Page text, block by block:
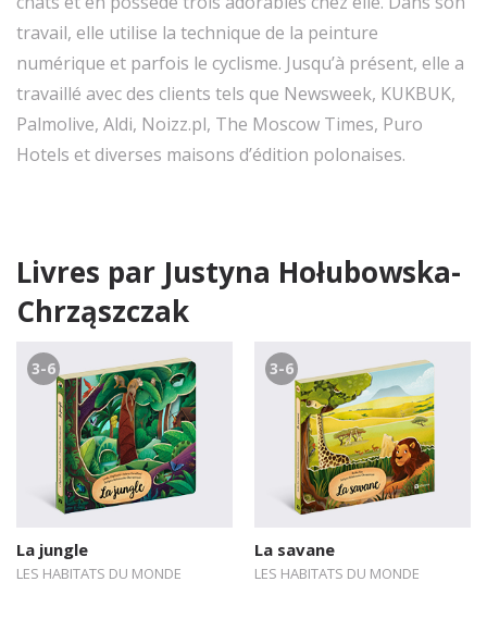
travail, elle utilise la technique de la peinture
numérique et parfois le cyclisme. Jusqu’à présent, elle a
travaillé avec des clients tels que Newsweek, KUKBUK,
Palmolive, Aldi, Noizz.pl, The Moscow Times, Puro
Hotels et diverses maisons d’édition polonaises.
Livres par Justyna Hołubowska-
Chrząszczak
3-6
La jungle
LES HABITATS DU MONDE
3-6
La savane
LES HABITATS DU MONDE